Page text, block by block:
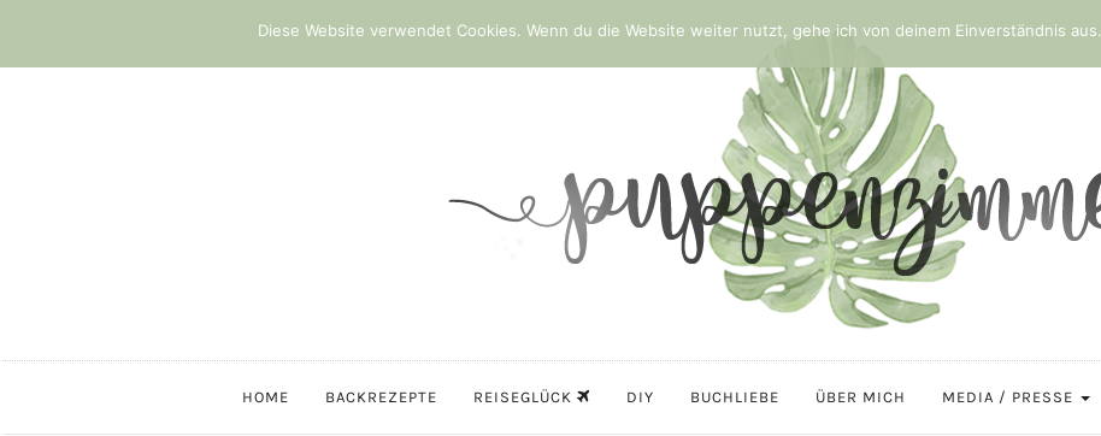
HOME BACKREZEPTE REISEGLÜCK DIY BUCHLIEBE ÜBER MICH MEDIA / PRESSE
Diese Website verwendet Cookies. Wenn du die Website weiter nutzt, gehe ich von deinem Einverständnis aus.